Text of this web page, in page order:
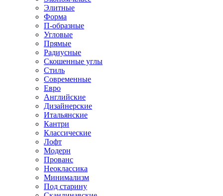
Элитные
Форма
П-образные
Угловые
Прямые
Радиусные
Скошенные углы
Стиль
Современные
Евро
Английские
Дизайнерские
Итальянские
Кантри
Классические
Лофт
Модерн
Прованс
Неоклассика
Минимализм
Под старину